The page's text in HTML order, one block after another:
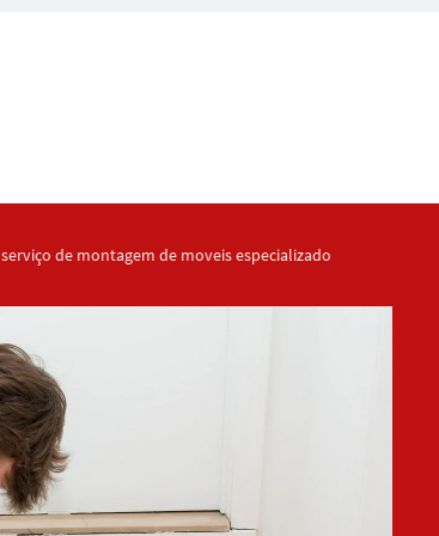
serviço de montagem de moveis especializado